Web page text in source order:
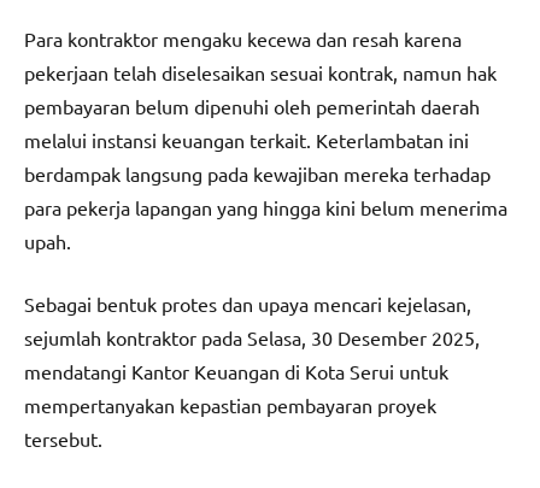
Para kontraktor mengaku kecewa dan resah karena
pekerjaan telah diselesaikan sesuai kontrak, namun hak
pembayaran belum dipenuhi oleh pemerintah daerah
melalui instansi keuangan terkait. Keterlambatan ini
berdampak langsung pada kewajiban mereka terhadap
para pekerja lapangan yang hingga kini belum menerima
upah.
Sebagai bentuk protes dan upaya mencari kejelasan,
sejumlah kontraktor pada Selasa, 30 Desember 2025,
mendatangi Kantor Keuangan di Kota Serui untuk
mempertanyakan kepastian pembayaran proyek
tersebut.